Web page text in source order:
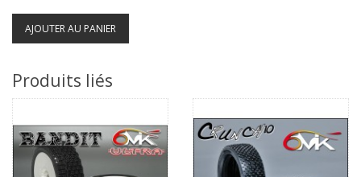
AJOUTER AU PANIER
Produits liés